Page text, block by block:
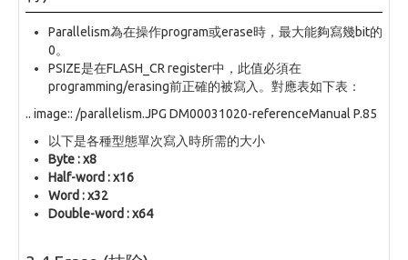
Parallelism為在操作program或erase時，最大能夠寫幾bit的
0。
PSIZE是在FLASH_CR register中，此值必須在
programming/erasing前正確的被寫入。對應表如下表：
.. image:: /parallelism.JPG DM00031020-referenceManual P.85
以下是各種型態單次寫入時所需的大小
Byte : x8
Half-word : x16
Word : x32
Double-word : x64